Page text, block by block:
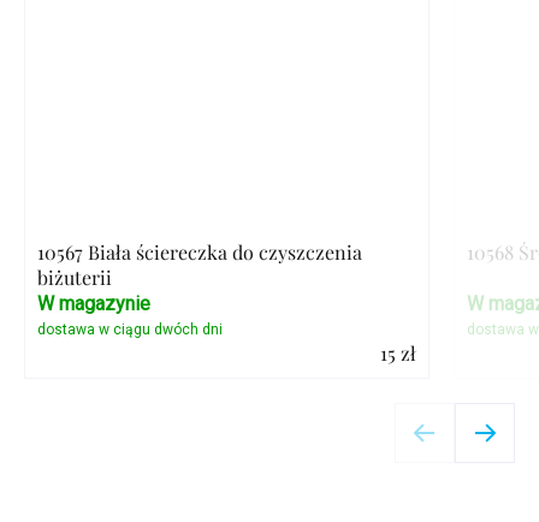
10567 Biała ściereczka do czyszczenia
biżuterii
15 zł
W magazynie
10568
W